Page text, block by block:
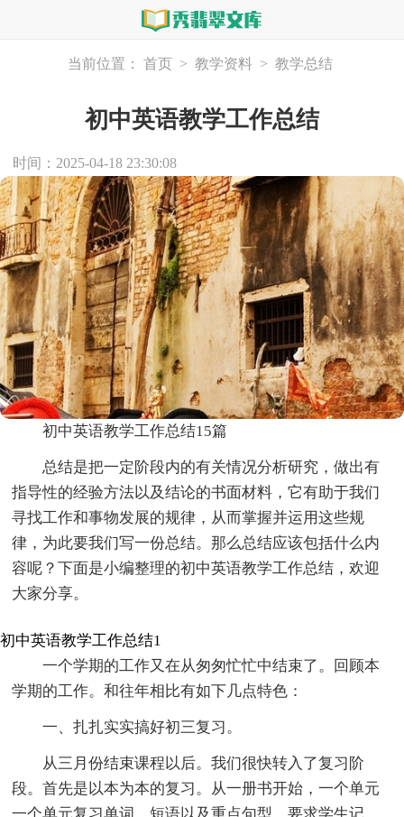
当前位置： 首页 > 教学资料 > 教学总结
初中英语教学工作总结
时间：2025-04-18 23:30:08
初中英语教学工作总结15篇
总结是把一定阶段内的有关情况分析研究，做出有
指导性的经验方法以及结论的书面材料，它有助于我们
寻找工作和事物发展的规律，从而掌握并运用这些规
律，为此要我们写一份总结。那么总结应该包括什么内
容呢？下面是小编整理的初中英语教学工作总结，欢迎
大家分享。
初中英语教学工作总结1
一个学期的工作又在从匆匆忙忙中结束了。回顾本
学期的工作。和往年相比有如下几点特色：
一、扎扎实实搞好初三复习。
从三月份结束课程以后。我们很快转入了复习阶
段。首先是以本为本的复习。从一册书开始，一个单元
一个单元复习单词、短语以及重点句型。要求学生记